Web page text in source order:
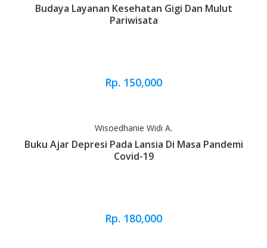
Budaya Layanan Kesehatan Gigi Dan Mulut
Pariwisata
Rp. 150,000
Wisoedhanie Widi A.
Buku Ajar Depresi Pada Lansia Di Masa Pandemi
Covid-19
Rp. 180,000